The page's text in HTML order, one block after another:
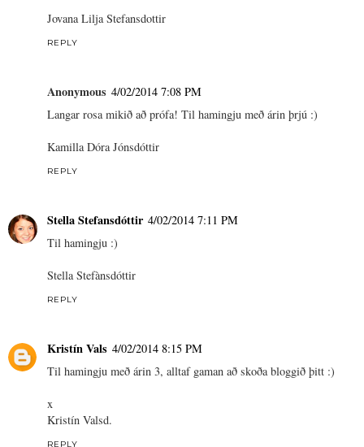
Jovana Lilja Stefansdottir
REPLY
Anonymous 4/02/2014 7:08 PM
Langar rosa mikið að prófa! Til hamingju með árin þrjú :)
Kamilla Dóra Jónsdóttir
REPLY
Stella Stefansdóttir 4/02/2014 7:11 PM
Til hamingju :)
Stella Stefànsdóttir
REPLY
Kristín Vals 4/02/2014 8:15 PM
Til hamingju með árin 3, alltaf gaman að skoða bloggið þitt :)
x
Kristín Valsd.
REPLY